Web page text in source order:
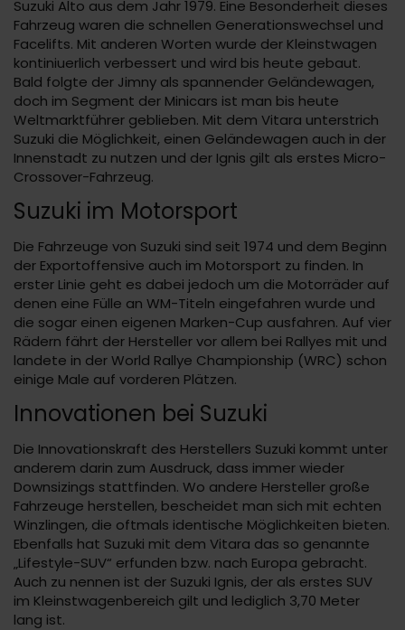
Suzuki Alto aus dem Jahr 1979. Eine Besonderheit dieses
Fahrzeug waren die schnellen Generationswechsel und
Facelifts. Mit anderen Worten wurde der Kleinstwagen
kontiniuerlich verbessert und wird bis heute gebaut.
Bald folgte der Jimny als spannender Geländewagen,
doch im Segment der Minicars ist man bis heute
Weltmarktführer geblieben. Mit dem Vitara unterstrich
Suzuki die Möglichkeit, einen Geländewagen auch in der
Innenstadt zu nutzen und der Ignis gilt als erstes Micro-
Crossover-Fahrzeug.
Suzuki im Motorsport
Die Fahrzeuge von Suzuki sind seit 1974 und dem Beginn
der Exportoffensive auch im Motorsport zu finden. In
erster Linie geht es dabei jedoch um die Motorräder auf
denen eine Fülle an WM-Titeln eingefahren wurde und
die sogar einen eigenen Marken-Cup ausfahren. Auf vier
Rädern fährt der Hersteller vor allem bei Rallyes mit und
landete in der World Rallye Championship (WRC) schon
einige Male auf vorderen Plätzen.
Innovationen bei Suzuki
Die Innovationskraft des Herstellers Suzuki kommt unter
anderem darin zum Ausdruck, dass immer wieder
Downsizings stattfinden. Wo andere Hersteller große
Fahrzeuge herstellen, bescheidet man sich mit echten
Winzlingen, die oftmals identische Möglichkeiten bieten.
Ebenfalls hat Suzuki mit dem Vitara das so genannte
„Lifestyle-SUV“ erfunden bzw. nach Europa gebracht.
Auch zu nennen ist der Suzuki Ignis, der als erstes SUV
im Kleinstwagenbereich gilt und lediglich 3,70 Meter
lang ist.